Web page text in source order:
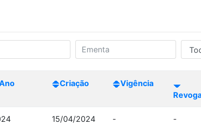
Criação
Vigência
15/04/2024 - -